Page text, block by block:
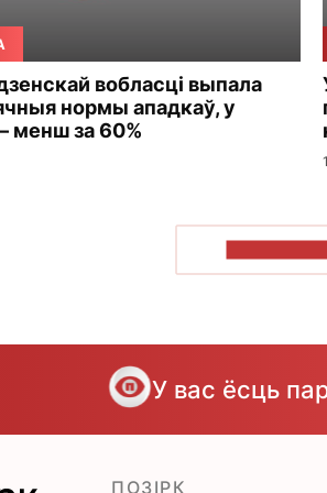
вобласці выпала
нормы ападкаў, у
менш за 60%
У вас ёсць
ПОЗІРК